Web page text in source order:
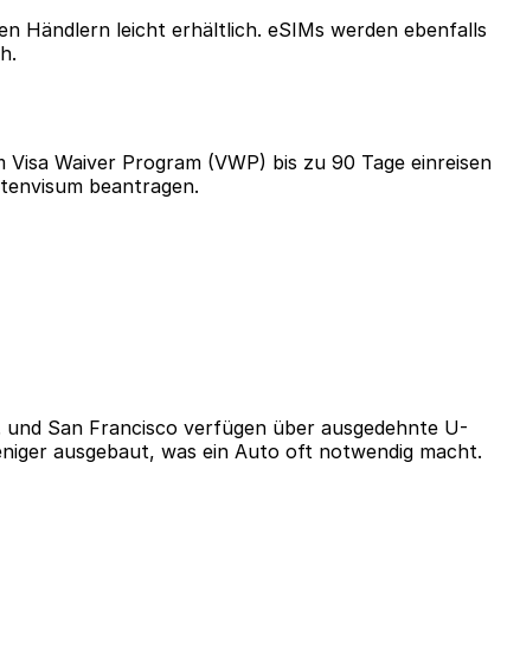
Händlern leicht erhältlich. eSIMs werden ebenfalls
Waiver Program (VWP) bis zu 90 Tage einreisen
beantragen.
San Francisco verfügen über ausgedehnte U-
ausgebaut, was ein Auto oft notwendig macht.